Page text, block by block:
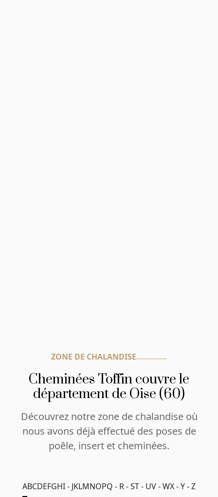
ZONE DE CHALANDISE
Cheminées Toffin couvre le
département de Oise (60)
Découvrez notre zone de chalandise où
nous avons déjà effectué des poses de
poêle, insert et cheminées.
ABCDEFGHI - JKLMNOPQ - R - ST - UV - WX - Y - Z